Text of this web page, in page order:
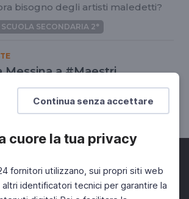
Continua senza accettare
cuore la tua privacy
fornitori utilizzano, sui propri siti web
identificatori tecnici per garantire la
bisogno degli artisti maledetti?
SCUOLA SECONDARIA 2°
Messina a #Maestri
SCUOLA SECONDARIA 2°